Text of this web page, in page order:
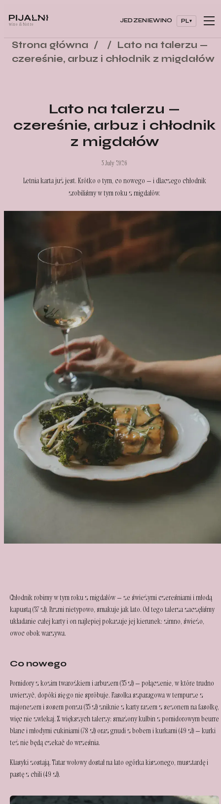
wino & bistro JEDZENIEWINO PL
Strona główna / / Lato na talerzu —
czereśnie, arbuz i chłodnik z migdałów
Lato na talerzu —
czereśnie, arbuz i chłodnik
z migdałów
5 July 2026
Letnia karta już jest. Krótko o tym, co nowego — i dlaczego chłodnik
zrobiliśmy w tym roku z migdałów.
Chłodnik robimy w tym roku z migdałów — ze świeżymi czereśniami i młodą
kapustą (37 zł). Brzmi nietypowo, smakuje jak lato. Od tego talerza zaczęliśmy
układanie całej karty i on najlepiej pokazuje jej kierunek: zimno, świeżo,
owoc obok warzywa.
Co nowego
Pomidory z kozim twarożkiem i arbuzem (35 zł) — połączenie, w które trudno
uwierzyć, dopóki się go nie spróbuje. Fasolka szparagowa w tempurze z
majonezem i sosem ponzu (35 zł) zniknie z karty razem z sezonem na fasolkę,
więc nie zwlekaj. Z większych talerzy: smażony kulbin z pomidorowym beurre
blanc i młodymi cukiniami (78 zł) oraz gnudi z bobem i kurkami (49 zł) — kurki
też nie będą czekać do września.
Klasyki zostają. Tatar wołowy dostał na lato ogórka kiszonego, musztardę i
pastę z chili (49 zł).